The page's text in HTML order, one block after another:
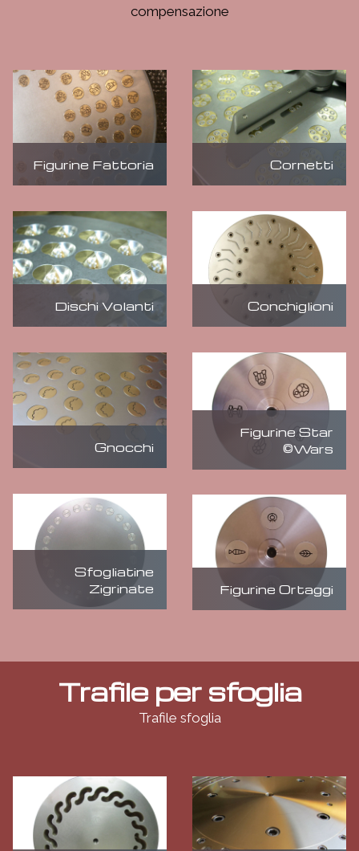
compensazione
Figurine Fattoria Cornetti
Dischi Volanti Conchiglioni
Gnocchi
Figurine Star
Wars©
Sfogliatine
Zigrinate
Figurine Ortaggi
Trafile per sfoglia
Trafile sfoglia